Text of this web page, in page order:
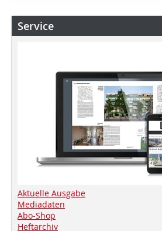
Service
Aktuelle Ausgabe
Mediadaten
Abo-Shop
Heftarchiv